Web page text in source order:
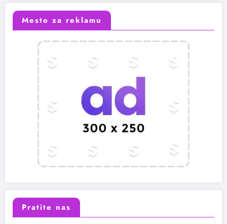
Mesto za reklamu
Pratite nas